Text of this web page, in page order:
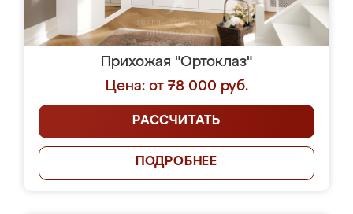
Прихожая "Ортоклаз"
Цена: от 78 000 руб.
РАССЧИТАТЬ
ПОДРОБНЕЕ